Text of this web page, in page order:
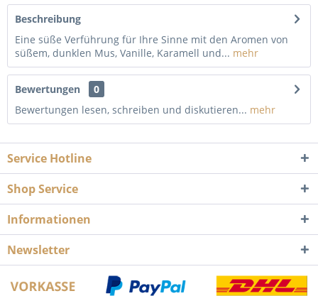
Beschreibung
Eine süße Verführung für Ihre Sinne mit den Aromen von
süßem, dunklen Mus, Vanille, Karamell und... mehr
Bewertungen
0
Bewertungen lesen, schreiben und diskutieren... mehr
Service Hotline
Shop Service
Informationen
Newsletter